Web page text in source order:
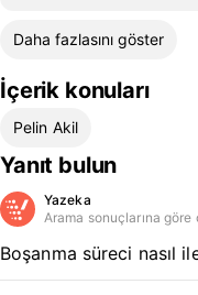
Daha fazlasını göster
İçerik konuları
Pelin Akil
Yanıt bulun
Yazeka
Arama sonuçlarına göre
Boşanma süreci nasıl